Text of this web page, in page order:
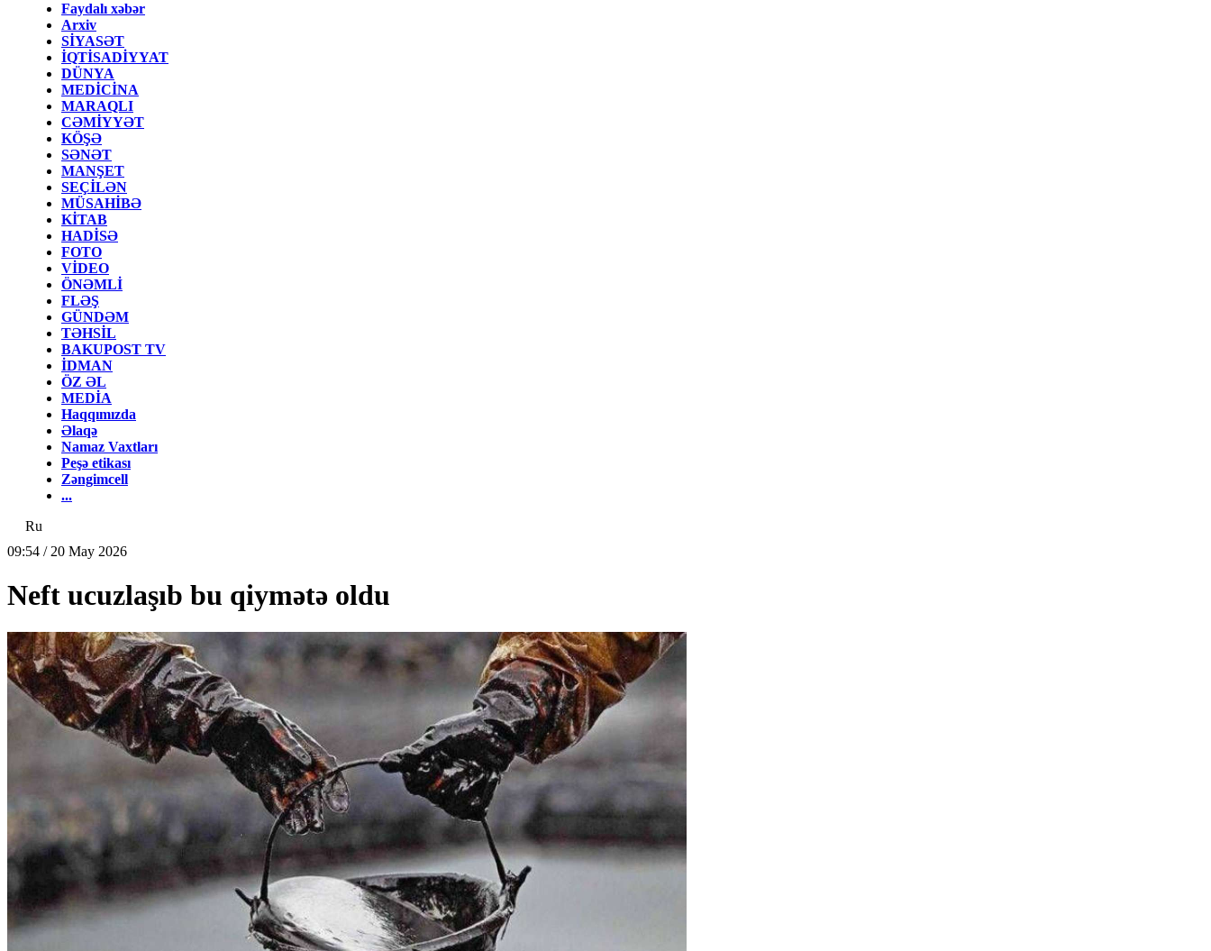
Faydalı xəbər
Arxiv
SİYASƏT
İQTİSADİYYAT
DÜNYA
MEDİCİNA
MARAQLI
CƏMİYYƏT
KÖŞƏ
SƏNƏT
MANŞET
SEÇİLƏN
MÜSAHİBƏ
KİTAB
HADİSƏ
FOTO
VİDEO
ÖNƏMLİ
FLƏŞ
GÜNDƏM
TƏHSİL
BAKUPOST TV
İDMAN
ÖZ ƏL
MEDİA
Haqqımızda
Əlaqə
Namaz Vaxtları
Peşə etikası
Zəngimcell
...
Ru
09:54 / 20 May 2026
Neft ucuzlaşıb bu qiymətə oldu